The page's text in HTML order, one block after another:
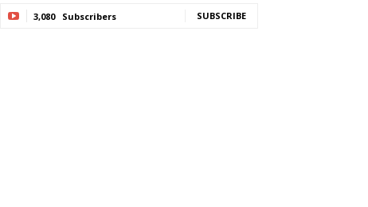
3,080 Subscribers SUBSCRIBE